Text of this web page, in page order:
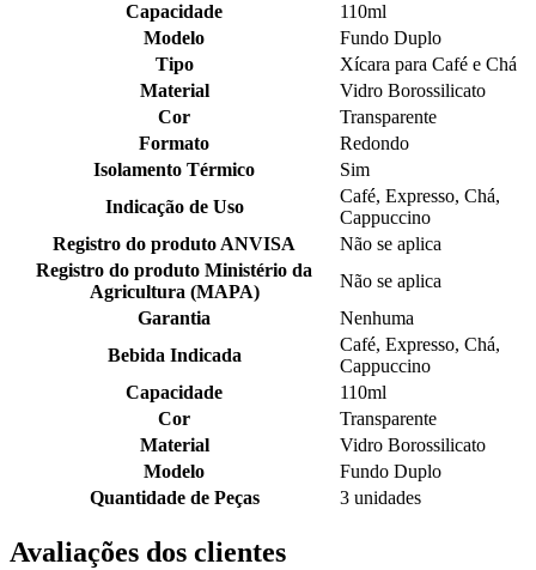
Capacidade
110ml
Modelo
Fundo Duplo
Tipo
Xícara para Café e Chá
Material
Vidro Borossilicato
Cor
Transparente
Formato
Redondo
Isolamento Térmico
Sim
Indicação de Uso
Café, Expresso, Chá,
Cappuccino
Registro do produto ANVISA
Não se aplica
Registro do produto Ministério da
Agricultura (MAPA)
Não se aplica
Garantia
Nenhuma
Bebida Indicada
Café, Expresso, Chá,
Cappuccino
Capacidade
110ml
Cor
Transparente
Material
Vidro Borossilicato
Modelo
Fundo Duplo
Quantidade de Peças
3 unidades
Avaliações dos clientes